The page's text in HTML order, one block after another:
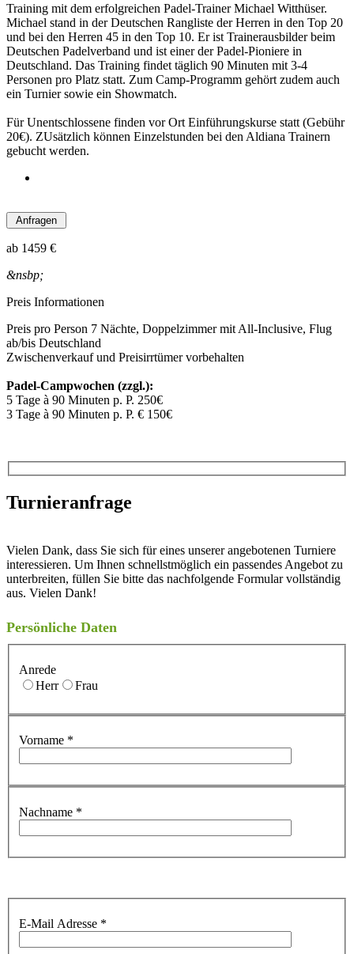
Training mit dem erfolgreichen Padel-Trainer Michael Witthüser.
Michael stand in der Deutschen Rangliste der Herren in den Top 20
und bei den Herren 45 in den Top 10. Er ist Trainerausbilder beim
Deutschen Padelverband und ist einer der Padel-Pioniere in
Deutschland. Das Training findet täglich 90 Minuten mit 3-4
Personen pro Platz statt. Zum Camp-Programm gehört zudem auch
ein Turnier sowie ein Showmatch.
Für Unentschlossene finden vor Ort Einführungskurse statt (Gebühr
20€). ZUsätzlich können Einzelstunden bei den Aldiana Trainern
gebucht werden.
ab 1459 €
&nsbp;
Preis Informationen
Preis pro Person 7 Nächte, Doppelzimmer mit All-Inclusive, Flug
ab/bis Deutschland
Zwischenverkauf und Preisirrtümer vorbehalten
Padel-Campwochen (zzgl.):
5 Tage à 90 Minuten p. P. 250€
3 Tage à 90 Minuten p. P. € 150€
Turnieranfrage
Vielen Dank, dass Sie sich für eines unserer angebotenen Turniere
interessieren. Um Ihnen schnellstmöglich ein passendes Angebot zu
unterbreiten, füllen Sie bitte das nachfolgende Formular vollständig
aus. Vielen Dank!
Persönliche Daten
Anrede
Herr
Frau
Vorname *
Nachname *
E-Mail Adresse *